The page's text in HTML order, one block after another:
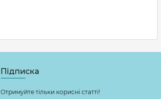
Підписка
Отримуйте тільки корисні статті!